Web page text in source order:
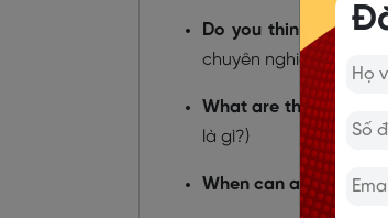
Do you think being
chuyên nghiệp là một
What are the pros
là gì?)
When can an image